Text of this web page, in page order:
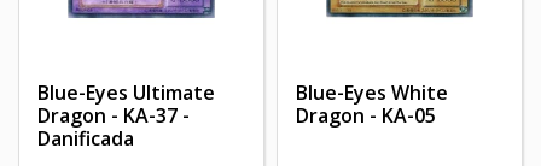
Blue-Eyes Ultimate
Dragon - KA-37 -
Danificada
Blue-Eyes White
Dragon - KA-05